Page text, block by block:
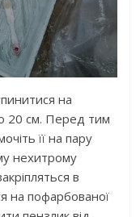
на
20 см. Перед тим
її на пару
нехитрому
в
на пофарбованої